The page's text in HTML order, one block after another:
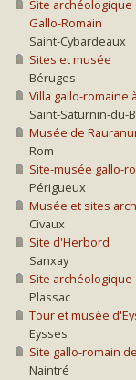
Site
Gallo-Romain
Saint-Cybardeaux
Sites et musée
Béruges
Villa gallo-romaine
Saint-Saturnin-du-
Musée de
Rom
Site-musée gallo-
Périgueux
Musée et sites
Civaux
Site d'Herbord
Sanxay
Site archéologique
Plassac
Tour et musée
Eysses
Site gallo-romain
Naintré